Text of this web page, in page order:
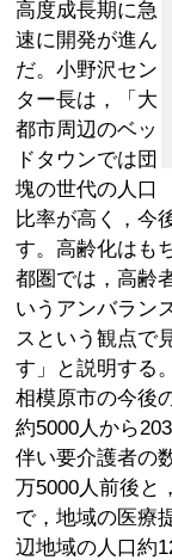
高度成長期に急
速に開発が進ん
だ。小野沢セン
ター長は，「大
都市周辺のベッ
ドタウンでは団
塊の世代の人口
比率が高く，今
す。高齢化はも
都圏では，高齢
いうアンバラン
スという観点で
す」と説明する。
相模原市の今後
約5000人から
伴い要介護者の
万5000人前後と
で，地域の医療
辺地域の人口約